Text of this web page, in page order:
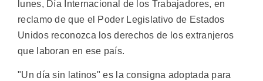
lunes, Día Internacional de los Trabajadores, en
reclamo de que el Poder Legislativo de Estados
Unidos reconozca los derechos de los extranjeros
que laboran en ese país.
"Un día sin latinos" es la consigna adoptada para